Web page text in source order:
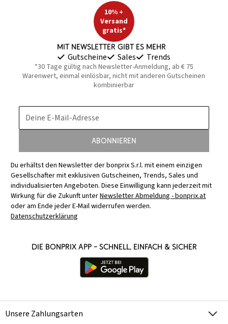
10% +
Versand
gratis*
Mit Newsletter gibt es mehr
Gutscheine Sales Trends
*30 Tage gültig nach Newsletter-Anmeldung, ab € 75
Warenwert, einmal einlösbar, nicht mit anderen Gutscheinen
kombinierbar
Deine E-Mail-Adresse
Abonnieren
Du erhältst den Newsletter der bonprix S.r.l. mit einem einzigen
Gesellschafter mit exklusiven Gutscheinen, Trends, Sales und
individualisierten Angeboten. Diese Einwilligung kann jederzeit mit
Wirkung für die Zukunft unterNewsletter Abmeldung - bonprix.at
oder am Ende jeder E-Mail widerrufen werden.
Datenschutzerklärung
Die bonprix App – schnell, einfach & sicher
Unsere Zahlungsarten